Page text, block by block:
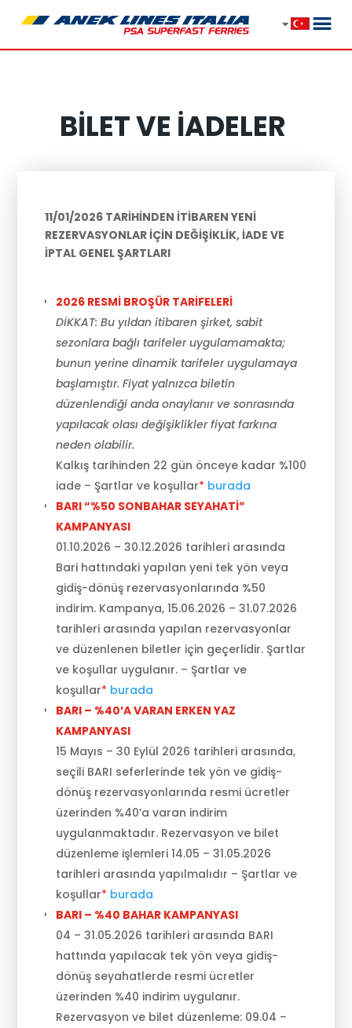
BİLET VE İADELER
11/01/2026 TARİHİNDEN İTİBAREN YENİ
REZERVASYONLAR İÇİN DEĞİŞİKLİK, İADE VE
İPTAL GENEL ŞARTLARI
2026 RESMİ BROŞÜR TARİFELERİ
DİKKAT: Bu yıldan itibaren şirket, sabit
sezonlara bağlı tarifeler uygulamamakta;
bunun yerine dinamik tarifeler uygulamaya
başlamıştır. Fiyat yalnızca biletin
düzenlendiği anda onaylanır ve sonrasında
yapılacak olası değişiklikler fiyat farkına
neden olabilir.
Kalkış tarihinden 22 gün önceye kadar %100
iade – Şartlar ve koşullar* burada
BARI “%50 SONBAHAR SEYAHATİ”
KAMPANYASI
01.10.2026 – 30.12.2026 tarihleri arasında
Bari hattındaki yapılan yeni tek yön veya
gidiş-dönüş rezervasyonlarında %50
indirim. Kampanya, 15.06.2026 – 31.07.2026
tarihleri arasında yapılan rezervasyonlar
ve düzenlenen biletler için geçerlidir. Şartlar
ve koşullar uygulanır. – Şartlar ve
koşullar* burada
BARI – %40’A VARAN ERKEN YAZ
KAMPANYASI
15 Mayıs – 30 Eylül 2026 tarihleri arasında,
seçili BARI seferlerinde tek yön ve gidiş-
dönüş rezervasyonlarında resmi ücretler
üzerinden %40’a varan indirim
uygulanmaktadır. Rezervasyon ve bilet
düzenleme işlemleri 14.05 – 31.05.2026
tarihleri arasında yapılmalıdır – Şartlar ve
koşullar* burada
BARI – %40 BAHAR KAMPANYASI
04 – 31.05.2026 tarihleri arasında BARI
hattında yapılacak tek yön veya gidiş-
dönüş seyahatlerde resmi ücretler
üzerinden %40 indirim uygulanır.
Rezervasyon ve bilet düzenleme: 09.04 –